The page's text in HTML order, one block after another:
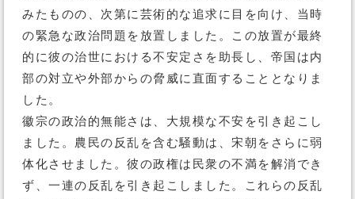
みたものの、次第に芸術的な追求に目を向け、当時
の緊急な政治問題を放置しました。この放置が最終
的に彼の治世における不安定さを助長し、帝国は内
部の対立や外部からの脅威に直面することとなりま
した。
徽宗の政治的無能さは、大規模な不安を引き起こし
ました。農民の反乱を含む騒動は、宋朝をさらに弱
体化させました。彼の政権は民衆の不満を解消でき
ず、一連の反乱を引き起こしました。これらの反乱